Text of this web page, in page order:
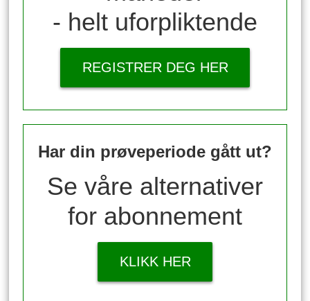
- helt uforpliktende
REGISTRER DEG HER
Har din prøveperiode gått ut?
Se våre alternativer
for abonnement
KLIKK HER